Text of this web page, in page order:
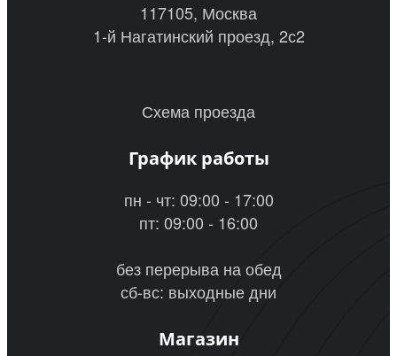
117105, Москва
1-й Нагатинский проезд, 2с2
Схема проезда
График работы
пн - чт: 09:00 - 17:00
пт: 09:00 - 16:00
без перерыва на обед
сб-вс: выходные дни
Магазин